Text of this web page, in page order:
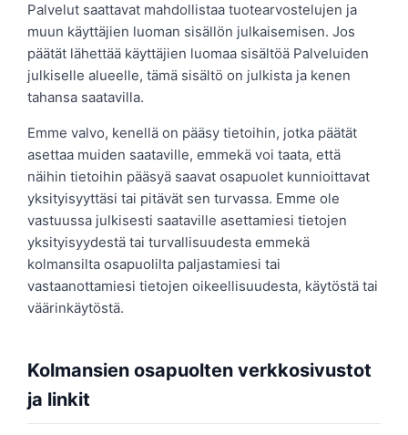
Palvelut saattavat mahdollistaa tuotearvostelujen ja
muun käyttäjien luoman sisällön julkaisemisen. Jos
päätät lähettää käyttäjien luomaa sisältöä Palveluiden
julkiselle alueelle, tämä sisältö on julkista ja kenen
tahansa saatavilla.
Emme valvo, kenellä on pääsy tietoihin, jotka päätät
asettaa muiden saataville, emmekä voi taata, että
näihin tietoihin pääsyä saavat osapuolet kunnioittavat
yksityisyyttäsi tai pitävät sen turvassa. Emme ole
vastuussa julkisesti saataville asettamiesi tietojen
yksityisyydestä tai turvallisuudesta emmekä
kolmansilta osapuolilta paljastamiesi tai
vastaanottamiesi tietojen oikeellisuudesta, käytöstä tai
väärinkäytöstä.
Kolmansien osapuolten verkkosivustot
ja linkit